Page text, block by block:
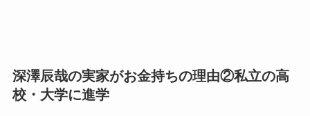
深澤辰哉の実家がお金持ちの理由②私立の高
校・大学に進学